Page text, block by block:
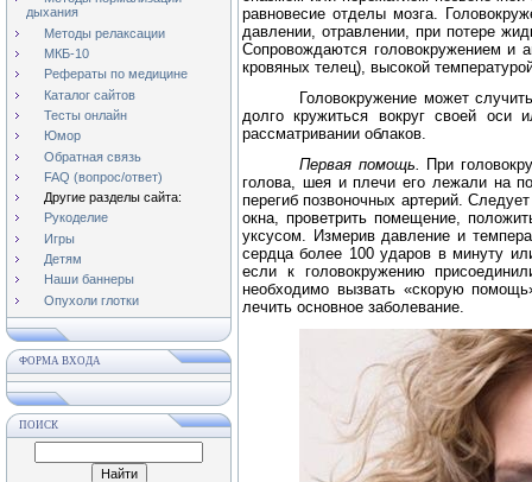
дыхания
Методы релаксации
МКБ-10
Рефераты по медицине
Каталог сайтов
Тесты онлайн
Юмор
Обратная связь
FAQ (вопрос/ответ)
Другие разделы сайта:
Рукоделие
Игры
Детям
Наши баннеры
Опухоли глотки
ФОРМА ВХОДА
ПОИСК
равновесие отделы мозга.
давлении, отравлении, при потере
Сопровождаются головокружением и
кровяных телец), высокой
Головокружение может
долго кружиться вокруг своей
рассматривании облаков.
Первая помощь. При
голова, шея и плечи его лежали на
перегиб позвоночных артерий.
окна, проветрить помещение,
уксусом. Измерив давление и
сердца более 100 ударов в минуту
если к головокружению
необходимо вызвать «скорую
лечить основное заболевание.